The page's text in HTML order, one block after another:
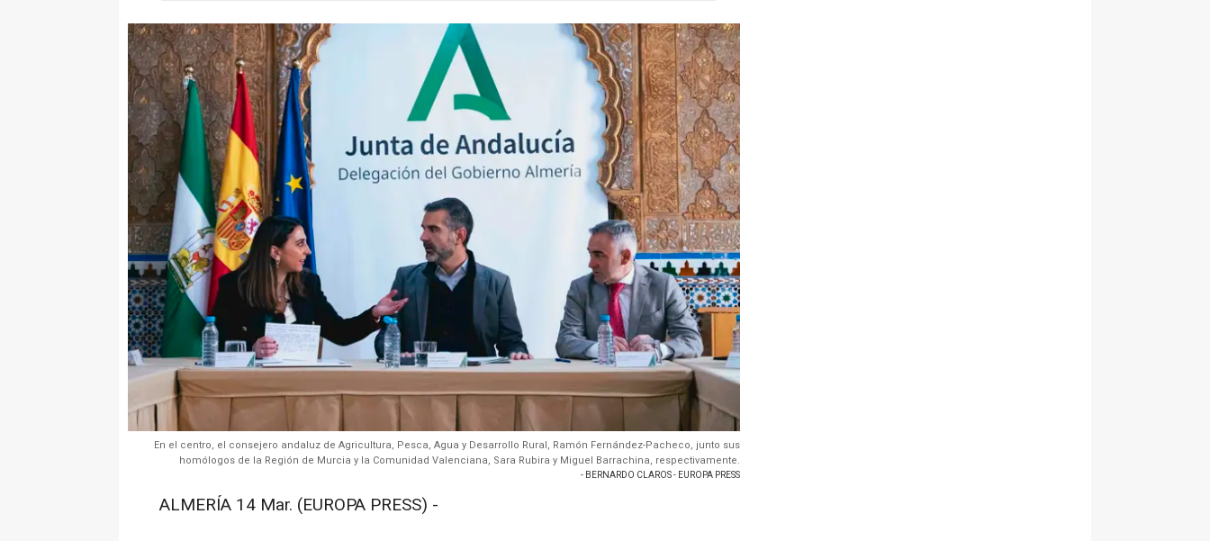
En el centro, el consejero andaluz de Agricultura, Pesca, Agua y Desarrollo Rural, Ramón Fernández-Pacheco, junto sus
homólogos de la Región de Murcia y la Comunidad Valenciana, Sara Rubira y Miguel Barrachina, respectivamente.
- BERNARDO CLAROS - EUROPA PRESS
ALMERÍA 14 Mar. (EUROPA PRESS) -